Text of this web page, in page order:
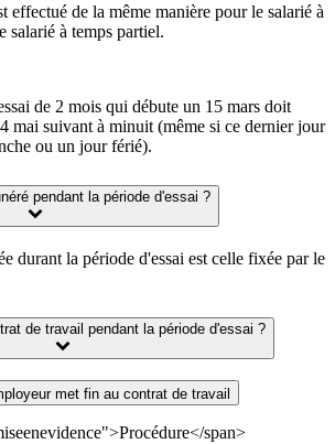
effectué de la même manière pour le salarié à
salarié à temps partiel.
de 2 mois qui débute un 15 mars doit
mai suivant à minuit (même si ce dernier jour
ou un jour férié).
pendant la période d'essai ?
durant la période d'essai est celle fixée par le
de travail pendant la période d'essai ?
met fin au contrat de travail
span>